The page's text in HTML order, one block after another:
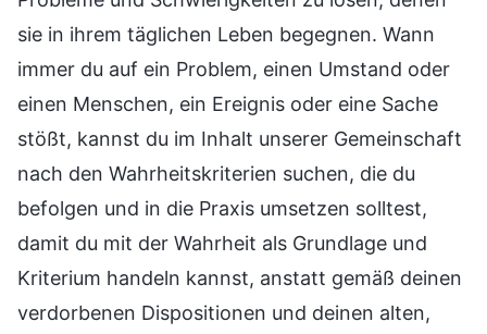
sie in ihrem täglichen Leben begegnen. Wann
immer du auf ein Problem, einen Umstand oder
einen Menschen, ein Ereignis oder eine Sache
stößt, kannst du im Inhalt unserer Gemeinschaft
nach den Wahrheitskriterien suchen, die du
befolgen und in die Praxis umsetzen solltest,
damit du mit der Wahrheit als Grundlage und
Kriterium handeln kannst, anstatt gemäß deinen
verdorbenen Dispositionen und deinen alten,